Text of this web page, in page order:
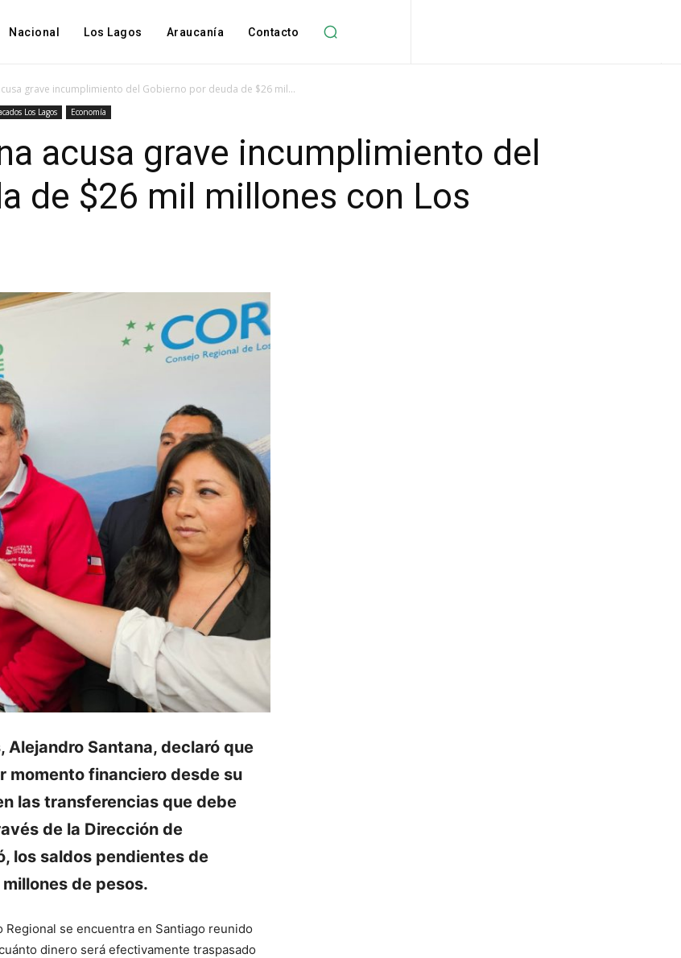
Nacional Los Lagos Araucanía Contacto
grave incumplimiento del Gobierno por deuda de $26 mil...
Los Lagos Economía
acusa grave incumplimiento del
de $26 mil millones con Los
Alejandro Santana, declaró que
momento financiero desde su
las transferencias que debe
de la Dirección de
los saldos pendientes de
de pesos.
se encuentra en Santiago reunido
dinero será efectivamente traspasado